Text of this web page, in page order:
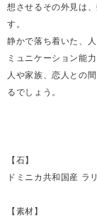
想させるその外見は
す。
静かで落ち着いた、
ミュニケーション能
人や家族、恋人との
るでしょう。
【石】
ドミニカ共和国産 ラ
【素材】